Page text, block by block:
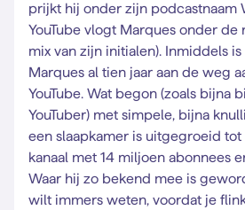
prijkt hij onder zijn podcastnaam
YouTube vlogt Marques onder de
mix van zijn initialen). Inmiddels
Marques al tien jaar aan de weg
YouTube. Wat begon (zoals bijna
YouTuber) met simpele, bijna
een slaapkamer is uitgegroeid tot
kanaal met 14 miljoen abonnees
Waar hij zo bekend mee is
wilt immers weten, voordat je